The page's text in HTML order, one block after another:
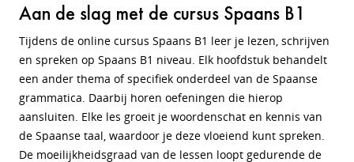
Aan de slag met de cursus Spaans B1
Tijdens de online cursus Spaans B1 leer je lezen, schrijven
en spreken op Spaans B1 niveau. Elk hoofdstuk behandelt
een ander thema of specifiek onderdeel van de Spaanse
grammatica. Daarbij horen oefeningen die hierop
aansluiten. Elke les groeit je woordenschat en kennis van
de Spaanse taal, waardoor je deze vloeiend kunt spreken.
De moeilijkheidsgraad van de lessen loopt gedurende de